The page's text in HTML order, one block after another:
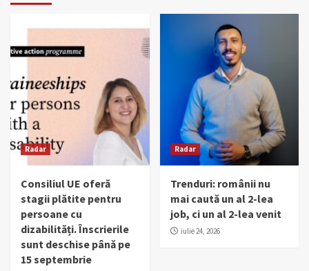
Radar
Consiliul UE oferă
stagii plătite pentru
persoane cu
dizabilități. Înscrierile
sunt deschise până pe
15 septembrie
Radar
Trenduri: românii nu
mai caută un al 2-lea
job, ci un al 2-lea venit
iulie 24, 2026